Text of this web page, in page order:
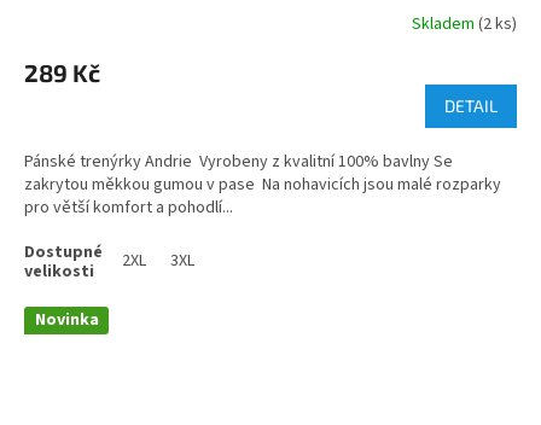
Skladem (2 ks)
289 Kč
DETAIL
Pánské trenýrky Andrie Vyrobeny z kvalitní 100% bavlny Se
zakrytou měkkou gumou v pase Na nohavicích jsou malé rozparky
pro větší komfort a pohodlí...
2XL 3XL
Novinka